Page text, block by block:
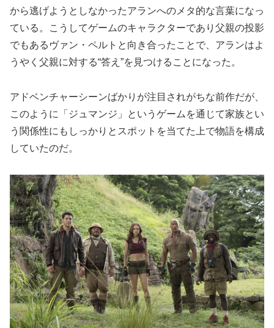
から逃げようとしなかったアランへのメタ的な言葉になっ
ている。こうしてゲームのキャラクターであり父親の投影
でもあるヴァン・ペルトと向き合ったことで、アランはよ
うやく父親に対する“答え”を見つけることになった。
アドベンチャーシーンばかりが注目されがちな前作だが、
このように「ジュマンジ」というゲームを通じて家族とい
う関係性にもしっかりとスポットを当てた上で物語を構成
していたのだ。